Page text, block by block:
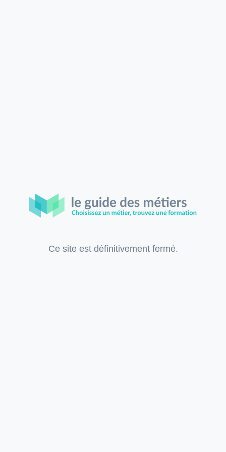
Ce site est définitivement fermé.